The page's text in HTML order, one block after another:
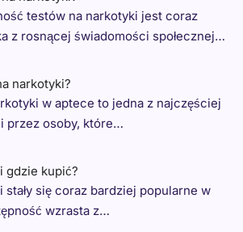
testów na narkotyki jest coraz
z rosnącej świadomości społecznej…
narkotyki?
w aptece to jedna z najczęściej
przez osoby, które…
gdzie kupić?
stały się coraz bardziej popularne w
wzrasta z…